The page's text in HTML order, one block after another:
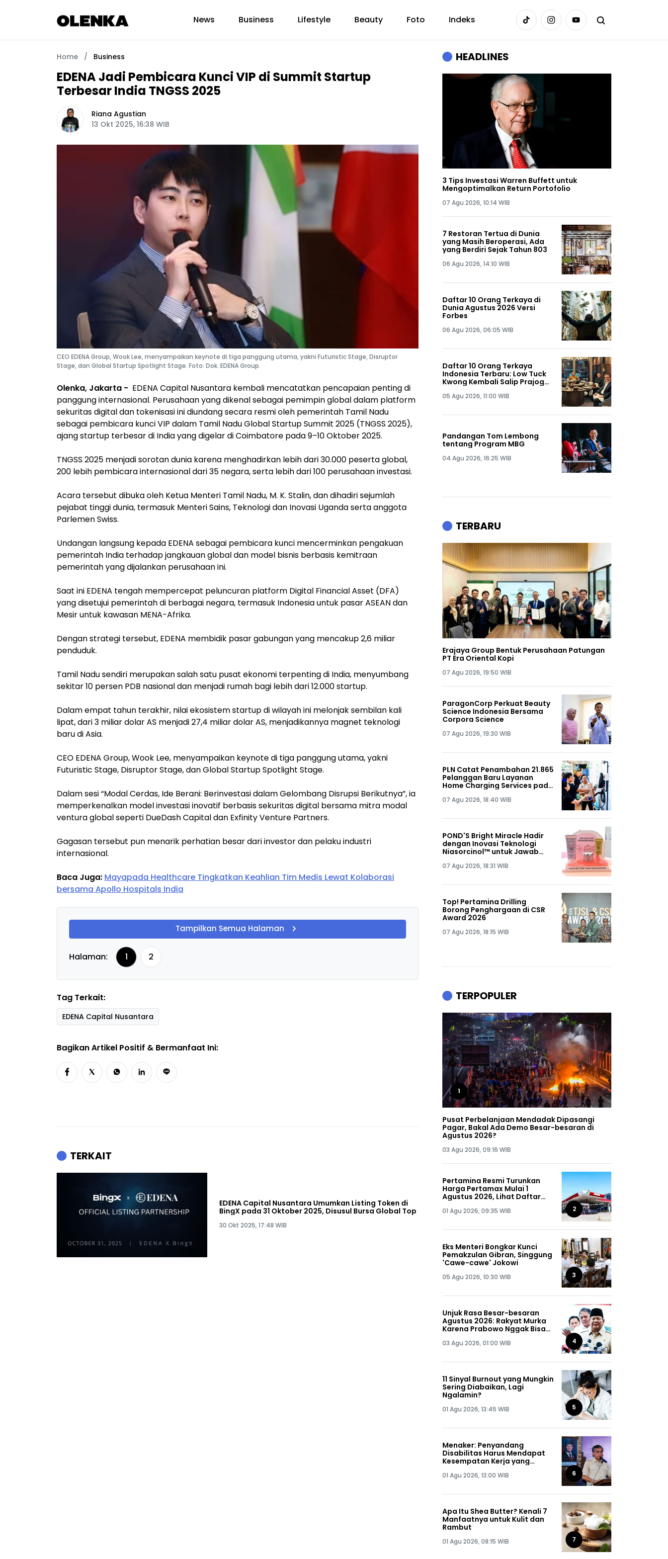
News Business Lifestyle Beauty Foto Indeks
Home / Business
EDENA Jadi Pembicara Kunci VIP di Summit Startup
Terbesar India TNGSS 2025
Riana Agustian
13 Okt 2025, 16:38 WIB
CEO EDENA Group, Wook Lee, menyampaikan keynote di tiga panggung utama, yakni Futuristic Stage, Disruptor
Stage, dan Global Startup Spotlight Stage. Foto: Dok. EDENA Group.
Olenka, Jakarta - EDENA Capital Nusantara kembali mencatatkan pencapaian penting di
panggung internasional. Perusahaan yang dikenal sebagai pemimpin global dalam platform
sekuritas digital dan tokenisasi ini diundang secara resmi oleh pemerintah Tamil Nadu
sebagai pembicara kunci VIP dalam Tamil Nadu Global Startup Summit 2025 (TNGSS 2025),
ajang startup terbesar di India yang digelar di Coimbatore pada 9–10 Oktober 2025.
TNGSS 2025 menjadi sorotan dunia karena menghadirkan lebih dari 30.000 peserta global,
200 lebih pembicara internasional dari 35 negara, serta lebih dari 100 perusahaan investasi.
Acara tersebut dibuka oleh Ketua Menteri Tamil Nadu, M. K. Stalin, dan dihadiri sejumlah
pejabat tinggi dunia, termasuk Menteri Sains, Teknologi dan Inovasi Uganda serta anggota
Parlemen Swiss.
Undangan langsung kepada EDENA sebagai pembicara kunci mencerminkan pengakuan
pemerintah India terhadap jangkauan global dan model bisnis berbasis kemitraan
pemerintah yang dijalankan perusahaan ini.
Saat ini EDENA tengah mempercepat peluncuran platform Digital Financial Asset (DFA)
yang disetujui pemerintah di berbagai negara, termasuk Indonesia untuk pasar ASEAN dan
Mesir untuk kawasan MENA-Afrika.
Dengan strategi tersebut, EDENA membidik pasar gabungan yang mencakup 2,6 miliar
penduduk.
Tamil Nadu sendiri merupakan salah satu pusat ekonomi terpenting di India, menyumbang
sekitar 10 persen PDB nasional dan menjadi rumah bagi lebih dari 12.000 startup.
Dalam empat tahun terakhir, nilai ekosistem startup di wilayah ini melonjak sembilan kali
lipat, dari 3 miliar dolar AS menjadi 27,4 miliar dolar AS, menjadikannya magnet teknologi
baru di Asia.
CEO EDENA Group, Wook Lee, menyampaikan keynote di tiga panggung utama, yakni
Futuristic Stage, Disruptor Stage, dan Global Startup Spotlight Stage.
Dalam sesi “Modal Cerdas, Ide Berani: Berinvestasi dalam Gelombang Disrupsi Berikutnya”, ia
memperkenalkan model investasi inovatif berbasis sekuritas digital bersama mitra modal
ventura global seperti DueDash Capital dan Exfinity Venture Partners.
Gagasan tersebut pun menarik perhatian besar dari investor dan pelaku industri
internasional.
Baca Juga: Mayapada Healthcare Tingkatkan Keahlian Tim Medis Lewat Kolaborasi
bersama Apollo Hospitals India
Tampilkan Semua Halaman
Halaman: 1 2
Tag Terkait:
EDENA Capital Nusantara
Bagikan Artikel Positif & Bermanfaat Ini:
TERKAIT
EDENA Capital Nusantara Umumkan Listing Token di
BingX pada 31 Oktober 2025, Disusul Bursa Global Top
30 Okt 2025, 17:48 WIB
HEADLINES
3 Tips Investasi Warren Buffett untuk
Mengoptimalkan Return Portofolio
07 Agu 2026, 10:14 WIB
7 Restoran Tertua di Dunia
yang Masih Beroperasi, Ada
yang Berdiri Sejak Tahun 803
06 Agu 2026, 14:10 WIB
Daftar 10 Orang Terkaya di
Dunia Agustus 2026 Versi
Forbes
06 Agu 2026, 06:05 WIB
Daftar 10 Orang Terkaya
Indonesia Terbaru: Low Tuck
Kwong Kembali Salip Prajogo
05 Agu 2026, 11:00 WIB
Pandangan Tom Lembong
tentang Program MBG
04 Agu 2026, 16:25 WIB
TERBARU
Erajaya Group Bentuk Perusahaan Patungan
PT Era Oriental Kopi
07 Agu 2026, 19:50 WIB
ParagonCorp Perkuat Beauty
Science Indonesia Bersama
Corpora Science
07 Agu 2026, 19:30 WIB
PLN Catat Penambahan 21.865
Pelanggan Baru Layanan
Home Charging Services pada
07 Agu 2026, 18:40 WIB
POND'S Bright Miracle Hadir
dengan Inovasi Teknologi
Niasorcinol™ untuk Jawab
Alami
07 Agu 2026, 18:31 WIB
Top! Pertamina Drilling
Borong Penghargaan di CSR
Award 2026
07 Agu 2026, 18:15 WIB
TERPOPULER
1
Pusat Perbelanjaan Mendadak Dipasangi
Pagar, Bakal Ada Demo Besar-besaran di
Agustus 2026?
03 Agu 2026, 09:16 WIB
Pertamina Resmi Turunkan
Harga Pertamax Mulai 1
Agustus 2026, Lihat Daftar
01 Agu 2026, 09:35 WIB 2
Eks Menteri Bongkar Kunci
Pemakzulan Gibran, Singgung
'Cawe-cawe' Jokowi
05 Agu 2026, 10:30 WIB 3
Unjuk Rasa Besar-besaran
Agustus 2026: Rakyat Murka
Karena Prabowo Nggak Bisa
03 Agu 2026, 01:00 WIB 4
11 Sinyal Burnout yang Mungkin
Sering Diabaikan, Lagi
Ngalamin?
01 Agu 2026, 13:45 WIB 5
Menaker: Penyandang
Disabilitas Harus Mendapat
Kesempatan Kerja yang
01 Agu 2026, 13:00 WIB 6
Apa Itu Shea Butter? Kenali 7
Manfaatnya untuk Kulit dan
Rambut
01 Agu 2026, 08:15 WIB 7